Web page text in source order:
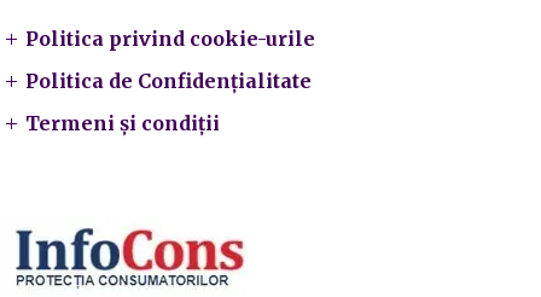
Politica privind cookie-urile
Politica de Confidențialitate
Termeni și condiții